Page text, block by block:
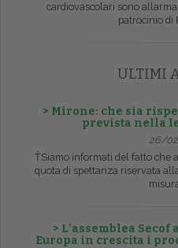
cardiovascolari sono
patrocinio di
ULTIMI
> Mirone: che sia
prevista nella
26/
ŤSiamo informati del fatto che
quota di spettanza riservata
> L’assemblea
Europa in crescita i